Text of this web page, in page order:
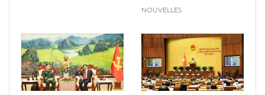
NOUVELLES